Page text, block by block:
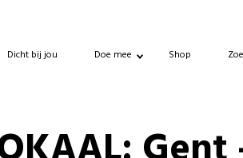
Dicht bij jou Doe mee Shop